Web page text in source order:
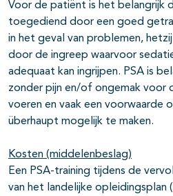
Voor de patiënt is het belangrijk
toegediend door een goed
in het geval van problemen,
door de ingreep waarvoor
adequaat kan ingrijpen. PSA is
zonder pijn en/of ongemak voor
voeren en vaak een voorwaarde
überhaupt mogelijk te maken.
Kosten (middelenbeslag)
Een PSA-training tijdens de
van het landelijke opleidingsplan